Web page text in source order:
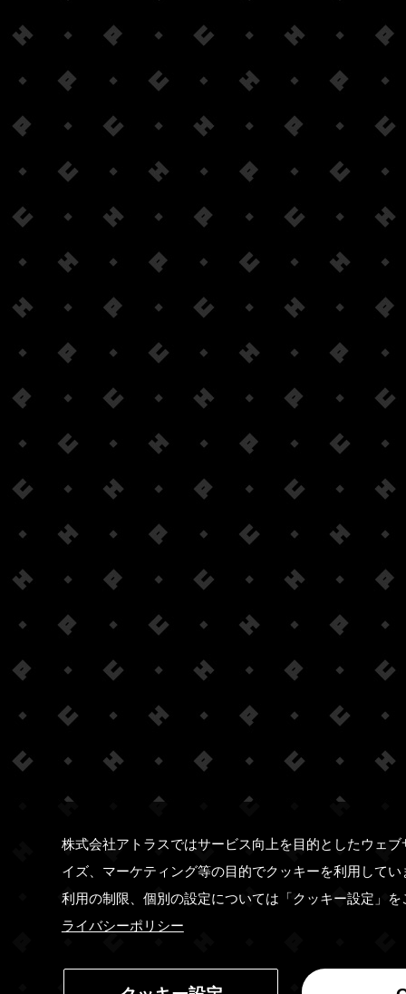
株式会社アトラスではサービス向上を目的としたウェ
イズ、マーケティング等の目的でクッキーを利用して
利用の制限、個別の設定については「クッキー設定」
ライバシーポリシー